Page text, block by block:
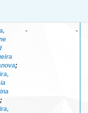
;
;
- -